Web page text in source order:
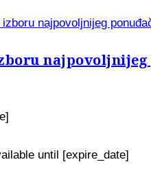
najpovoljnijeg
najpovoljnijeg
until [expire_date]